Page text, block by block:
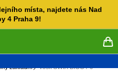
místa, najdete nás Nad
4 Praha 9!
základní
vosk SWIX BIOG4-6